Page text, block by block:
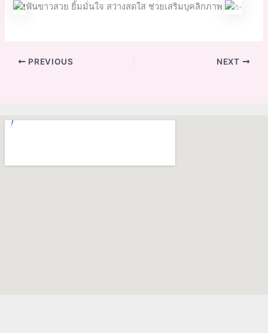
ฟันขาวสวย ยิ้มมั่นใจ สว่างสดใส ช่วยเสริมบุคลิกภาพ
PREVIOUS NEXT